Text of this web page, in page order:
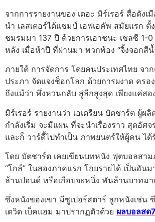
จากการรายงานของ เดอะ มิร์เรอร์ สื่อดังเ
นำ เลสเตอร์ได้แชมป์ เอฟเอคัพ สมัยแรก ตั้
ชมรมมา 137 ปี ด้วยการเอาชนะ เชลซี 1-
หลัง เมื่อห้าปี ที่ผ่านมา พวกพ้อง “จิ้งจอกสีน้
ภายใต้ การจัดการ โดยคนประเทศไทย จา
ประภา จัดแจงช็อกโลก ด้วยการผงาด ครอ
ถึงแม้ว่า พึ่งหวนกลับ สู่ลีกสูงสุด เพียงแค่สอ
มิร์เรอร์ รายงานว่า เอเดรียน บัตชาร์ต ผู้ผ
กำลังเริ่ม จะมีแผน ที่จะนำเรื่องราว สุดอัศจ
และก็ วาร์ดี้ไปทำเป็น ภาพยนตร์ให้ผู้คน ได้
โดย บัตชาร์ต เคยเขียนบทหนัง ฟุตบอลสาม
“โกล์” ในสองภาคแรก โกยรายได้ เป็นอัน
ล้านปอนด์ หรือเกือบจะหนึ่ง พันล้านบาทมา
ซึ่งหนังของเขา มีซูเปอร์สตาร์ ลูกหนังเช่น
เดวิด เบ็คแฮม มาปรากฏตัวด้วย ผลบอลสด